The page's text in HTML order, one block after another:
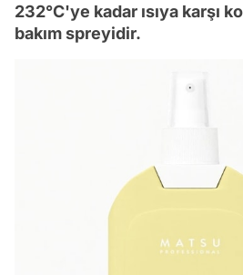
232°C'ye kadar ısıya karşı
bakım spreyidir.